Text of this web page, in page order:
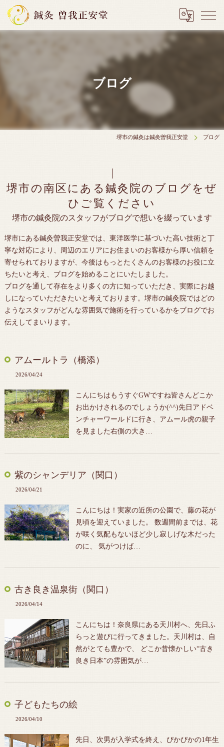
ブログ
堺市の鍼灸は鍼灸曽我正安堂 ブログ
堺市の南区にある鍼灸院のブログをぜ
ひご覧ください
堺市の鍼灸院のスタッフがブログで想いを綴っています
堺市にある鍼灸曽我正安堂では、東洋医学に基づいた高い技術と丁
寧な対応により、周辺のエリアにお住まいのお客様から厚い信頼を
寄せられておりますが、今後はもっとたくさんのお客様のお役に立
ちたいと考え、ブログを始めることにいたしました。
ブログを通して存在をより多くの方に知っていただき、実際にお越
しになっていただきたいと考えております。堺市の鍼灸院ではどの
ようなスタッフがどんな雰囲気で施術を行っているかをブログでお
伝えしてまいります。
アムールトラ（橋添）
2026/04/24
こんにちはもうすぐGWですね皆さんどこか
お出かけされるのでしょうか(^^)先日アドベ
ンチャーワールドに行き、アムール虎の親子
を見ました右側の大き…
紫のシャンデリア（関口）
2026/04/21
こんにちは！実家の近所の公園で、藤の花が
見頃を迎えていました。 数週間前までは、花
が咲く気配もないほど少し寂しげな木だった
のに、 気がつけば…
古き良き温泉街（関口）
2026/04/14
こんにちは！奈良県にある天川村へ、先日ふ
らっと遊びに行ってきました。天川村は、自
然がとても豊かで、 どこか昔懐かしい“古き
良き日本”の雰囲気が…
子どもたちの絵
2026/04/10
先日、次男が入学式を終え、ぴかぴかの1年生